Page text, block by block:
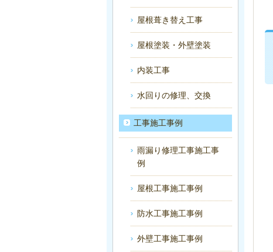
屋根葺き替え工事
屋根塗装・外壁塗装
内装工事
水回りの修理、交換
工事施工事例
雨漏り修理工事施工事
例
屋根工事施工事例
防水工事施工事例
外壁工事施工事例